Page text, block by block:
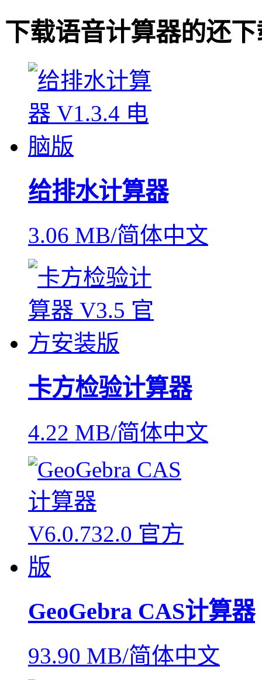
下载语音计算器的还
给排水计算器
3.06 MB/简体中文
卡方检验计算器
4.22 MB/简体中文
GeoGebra CAS计算器
93.90 MB/简体中文